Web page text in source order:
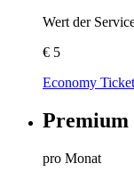
Wert der
€ 5
Economy Ticket
Premium
pro Monat